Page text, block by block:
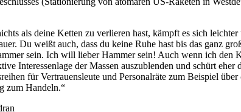
als deine Ketten zu verlieren hast, kämpft es sich
Du weißt auch, dass du keine Ruhe hast bis das ganz
sein. Ich will lieber Hammer sein! Auch wenn ich
Interessenlage der Massen auszublenden und schürt
für Vertrauensleute und Personalräte zum Beispiel
zum Handeln.“